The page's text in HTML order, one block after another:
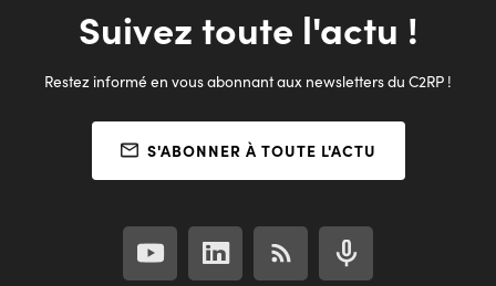
Suivez toute l'actu !
Restez informé en vous abonnant aux newsletters du C2RP !
S'ABONNER À TOUTE L'ACTU